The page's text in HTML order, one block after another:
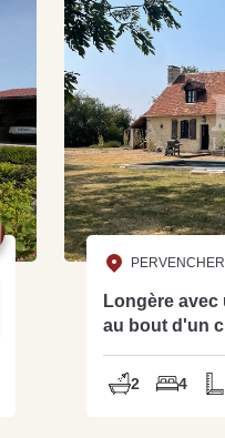
Longère
au bout d'un
2 4